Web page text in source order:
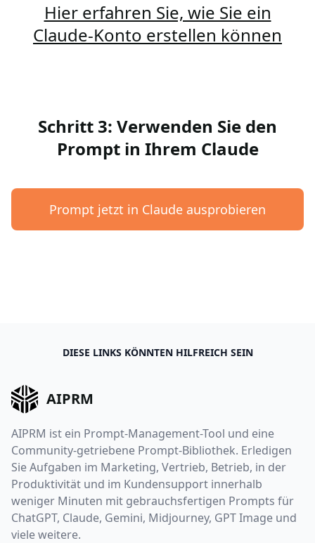
Hier erfahren Sie, wie Sie ein
Claude-Konto erstellen können
Schritt 3: Verwenden Sie den
Prompt in Ihrem Claude
Prompt jetzt in Claude ausprobieren
DIESE LINKS KÖNNTEN HILFREICH SEIN
AIPRM
AIPRM ist ein Prompt-Management-Tool und eine
Community-getriebene Prompt-Bibliothek. Erledigen
Sie Aufgaben im Marketing, Vertrieb, Betrieb, in der
Produktivität und im Kundensupport innerhalb
weniger Minuten mit gebrauchsfertigen Prompts für
ChatGPT, Claude, Gemini, Midjourney, GPT Image und
viele weitere.